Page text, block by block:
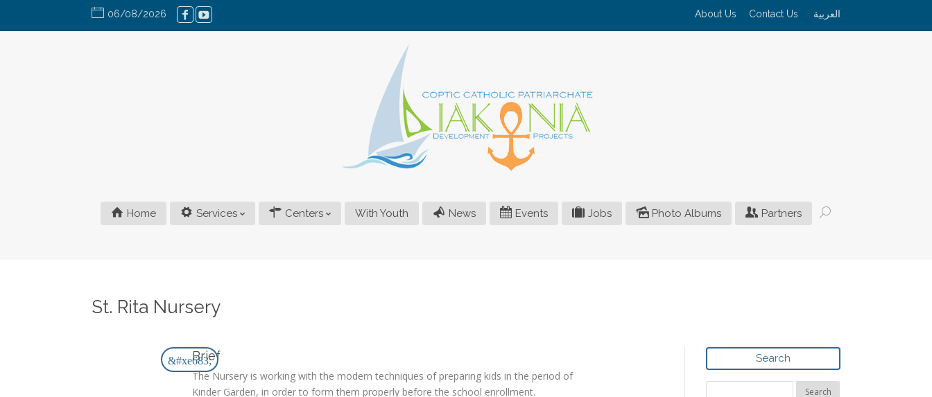
06/08/2026 About Us Contact Us العربية
Home Services Centers With Youth News Events Jobs Photo Albums Partners
St. Rita Nursery
&#xe683;
Brief
The Nursery is working with the modern techniques of preparing kids in the period of
Kinder Garden, in order to form them properly before the school enrollment.
Search